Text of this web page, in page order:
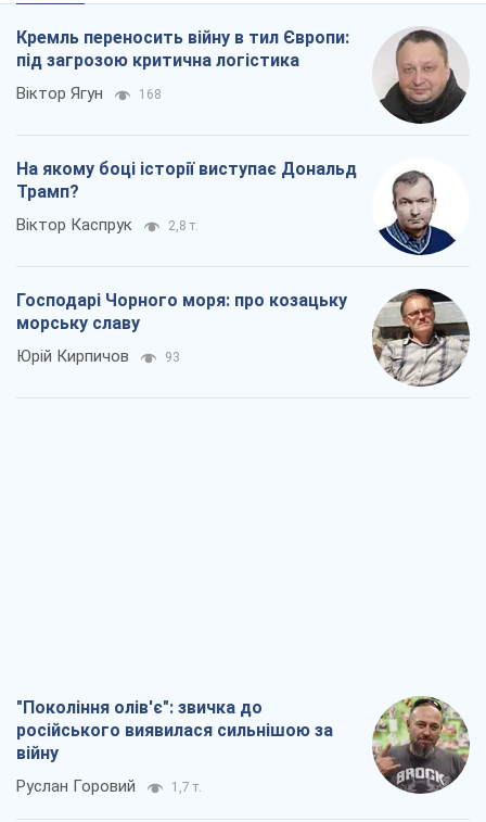
Кремль переносить війну в тил Європи:
під загрозою критична логістика
Віктор Ягун 168
На якому боці історії виступає Дональд
Трамп?
Віктор Каспрук 2,8 т.
Господарі Чорного моря: про козацьку
морську славу
Юрій Кирпичов 93
"Покоління олів'є": звичка до
російського виявилася сильнішою за
війну
Руслан Горовий 1,7 т.